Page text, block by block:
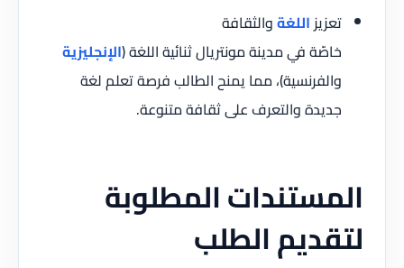
تعزيزاللغةوالثقافة
خاصّة في مدينة مونتريال ثنائية اللغة (الإنجليزية
والفرنسية)، مما يمنح الطالب فرصة تعلم لغة
جديدة والتعرف على ثقافة متنوعة.
المستندات المطلوبة
لتقديم الطلب